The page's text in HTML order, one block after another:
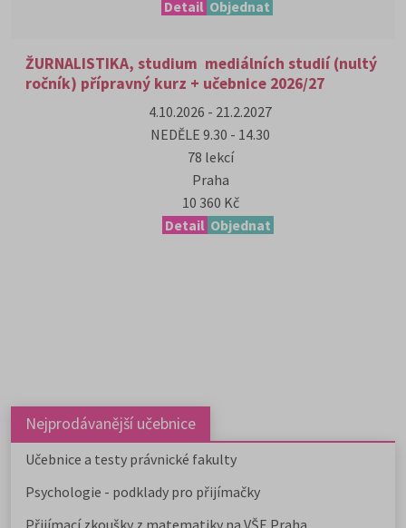
Detail Objednat
ŽURNALISTIKA, studium mediálních studií (nultý
ročník) přípravný kurz + učebnice 2026/27
4.10.2026 - 21.2.2027
NEDĚLE 9.30 - 14.30
78 lekcí
Praha
10 360 Kč
Detail Objednat
Nejprodávanější učebnice
Učebnice a testy právnické fakulty
Psychologie - podklady pro přijímačky